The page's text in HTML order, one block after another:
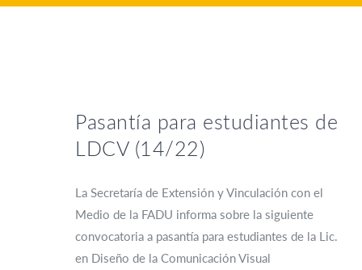
Pasantía para estudiantes de
LDCV (14/22)
La Secretaría de Extensión y Vinculación con el
Medio de la FADU informa sobre la siguiente
convocatoria a pasantía para estudiantes de la Lic.
en Diseño de la Comunicación Visual